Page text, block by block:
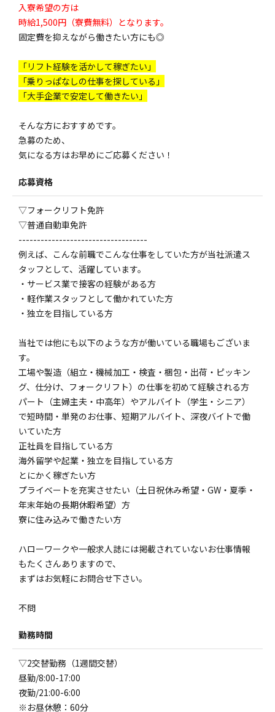
入寮希望の方は
時給1,500円（寮費無料）となります。
固定費を抑えながら働きたい方にも◎
「リフト経験を活かして稼ぎたい」
「乗りっぱなしの仕事を探している」
「大手企業で安定して働きたい」
そんな方におすすめです。
急募のため、
気になる方はお早めにご応募ください！
応募資格
▽フォークリフト免許
▽普通自動車免許
-----------------------------------
例えば、こんな前職でこんな仕事をしていた方が当社派遣ス
タッフとして、活躍しています。
・サービス業で接客の経験がある方
・軽作業スタッフとして働かれていた方
・独立を目指している方
当社では他にも以下のような方が働いている職場もございま
す。
工場や製造（組立・機械加工・検査・梱包・出荷・ピッキン
グ、仕分け、フォークリフト）の仕事を初めて経験される方
パート（主婦主夫・中高年）やアルバイト（学生・シニア）
で短時間・単発のお仕事、短期アルバイト、深夜バイトで働
いていた方
正社員を目指している方
海外留学や起業・独立を目指している方
とにかく稼ぎたい方
プライベートを充実させたい（土日祝休み希望・GW・夏季・
年末年始の長期休暇希望）方
寮に住み込みで働きたい方
ハローワークや一般求人誌には掲載されていないお仕事情報
もたくさんありますので、
まずはお気軽にお問合せ下さい。
不問
勤務時間
▽2交替勤務（1週間交替）
昼勤/8:00-17:00
夜勤/21:00-6:00
※お昼休憩：60分